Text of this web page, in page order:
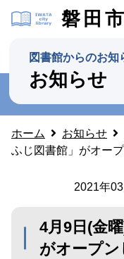
磐田
図書館からのお知
お知らせ
ホーム お知らせ
ふじ図書館」がオープ
2021年
4月9日(金
がオープン